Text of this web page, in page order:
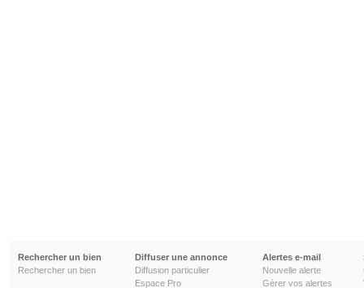
Rechercher un bien
Rechercher un bien
Diffuser une annonce
Diffusion particulier
Espace Pro
Alertes e-mail
Nouvelle alerte
Gérer vos alertes